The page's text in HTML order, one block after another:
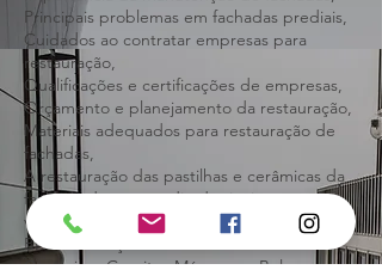
fachadas prediais,
Importância da manutenção de fachadas,
Principais problemas em fachadas prediais,
Cuidados ao contratar empresas para
restauração,
Qualificações e certificações de empresas,
Orçamento e planejamento da restauração,
Materiais adequados para restauração de
fachadas,
A restauração das pastilhas e cerâmicas da
fachada do seu prédio dá sinais antes de
virar problema sério,